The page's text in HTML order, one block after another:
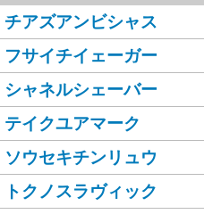
チアズアンビシャス
フサイチイェーガー
シャネルシェーバー
テイクユアマーク
ソウセキチンリュウ
トクノスラヴィック